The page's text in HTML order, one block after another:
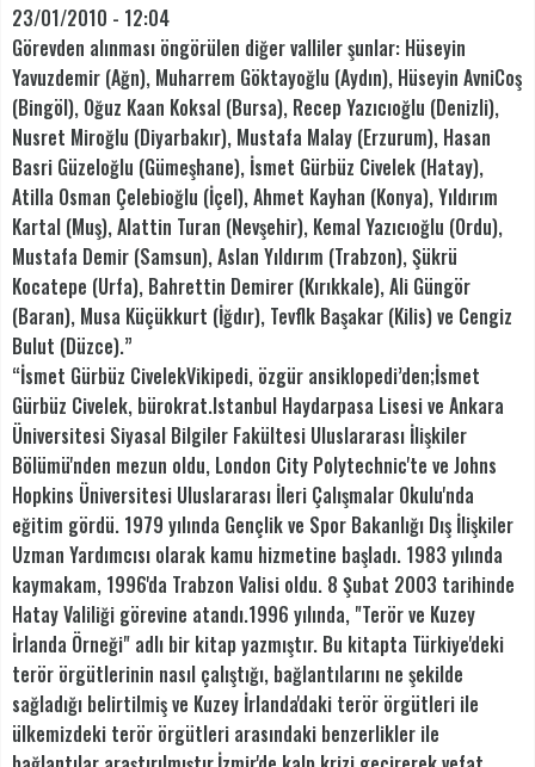
23/01/2010 - 12:04
Görevden alınması öngörülen diğer valliler şunlar: Hüseyin
Yavuzdemir (Ağn), Muharrem Göktayoğlu (Aydın), Hüseyin AvniCoş
(Bingöl), Oğuz Kaan Koksal (Bursa), Recep Yazıcıoğlu (Denizli),
Nusret Miroğlu (Diyarbakır), Mustafa Malay (Erzurum), Hasan
Basri Güzeloğlu (Gümeşhane), İsmet Gürbüz Civelek (Hatay),
Atilla Osman Çelebioğlu (İçel), Ahmet Kayhan (Konya), Yıldırım
Kartal (Muş), Alattin Turan (Nevşehir), Kemal Yazıcıoğlu (Ordu),
Mustafa Demir (Samsun), Aslan Yıldırım (Trabzon), Şükrü
Kocatepe (Urfa), Bahrettin Demirer (Kırıkkale), Ali Güngör
(Baran), Musa Küçükkurt (İğdır), Tevflk Başakar (Kilis) ve Cengiz
Bulut (Düzce).”
“İsmet Gürbüz CivelekVikipedi, özgür ansiklopedi’den;İsmet
Gürbüz Civelek, bürokrat.Istanbul Haydarpasa Lisesi ve Ankara
Üniversitesi Siyasal Bilgiler Fakültesi Uluslararası İlişkiler
Bölümü'nden mezun oldu, London City Polytechnic'te ve Johns
Hopkins Üniversitesi Uluslararası İleri Çalışmalar Okulu'nda
eğitim gördü. 1979 yılında Gençlik ve Spor Bakanlığı Dış İlişkiler
Uzman Yardımcısı olarak kamu hizmetine başladı. 1983 yılında
kaymakam, 1996'da Trabzon Valisi oldu. 8 Şubat 2003 tarihinde
Hatay Valiliği görevine atandı.1996 yılında, "Terör ve Kuzey
İrlanda Örneği" adlı bir kitap yazmıştır. Bu kitapta Türkiye'deki
terör örgütlerinin nasıl çalıştığı, bağlantılarını ne şekilde
sağladığı belirtilmiş ve Kuzey İrlanda'daki terör örgütleri ile
ülkemizdeki terör örgütleri arasındaki benzerlikler ile